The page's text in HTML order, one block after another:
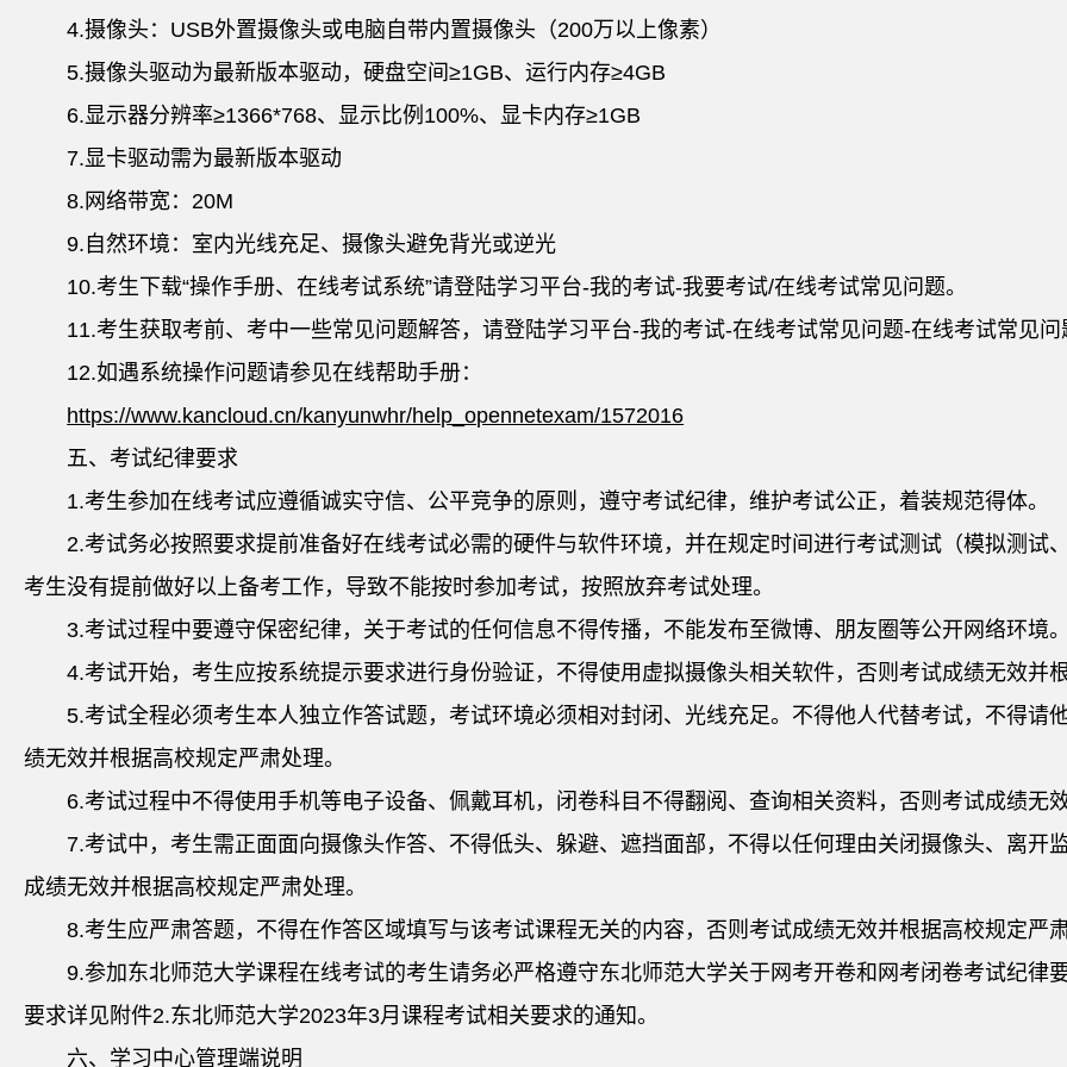
4.摄像头：USB外置摄像头或电脑自带内置摄像头（200万以上像素）
5.摄像头驱动为最新版本驱动，硬盘空间≥1GB、运行内存≥4GB
6.显示器分辨率≥1366*768、显示比例100%、显卡内存≥1GB
7.显卡驱动需为最新版本驱动
8.网络带宽：20M
9.自然环境：室内光线充足、摄像头避免背光或逆光
10.考生下载“操作手册、在线考试系统”请登陆学习平台-我的考试-我要考试/在线考试常见问题。
11.考生获取考前、考中一些常见问题解答，请登陆学习平台-我的考试-在线考试常见问题-在线考试常见问
12.如遇系统操作问题请参见在线帮助手册：
https://www.kancloud.cn/kanyunwhr/help_opennetexam/1572016
五、考试纪律要求
1.考生参加在线考试应遵循诚实守信、公平竞争的原则，遵守考试纪律，维护考试公正，着装规范得体。
2.考试务必按照要求提前准备好在线考试必需的硬件与软件环境，并在规定时间进行考试测试（模拟测试
考生没有提前做好以上备考工作，导致不能按时参加考试，按照放弃考试处理。
3.考试过程中要遵守保密纪律，关于考试的任何信息不得传播，不能发布至微博、朋友圈等公开网络环境。
4.考试开始，考生应按系统提示要求进行身份验证，不得使用虚拟摄像头相关软件，否则考试成绩无效并
5.考试全程必须考生本人独立作答试题，考试环境必须相对封闭、光线充足。不得他人代替考试，不得请
绩无效并根据高校规定严肃处理。
6.考试过程中不得使用手机等电子设备、佩戴耳机，闭卷科目不得翻阅、查询相关资料，否则考试成绩无
7.考试中，考生需正面面向摄像头作答、不得低头、躲避、遮挡面部，不得以任何理由关闭摄像头、离开
成绩无效并根据高校规定严肃处理。
8.考生应严肃答题，不得在作答区域填写与该考试课程无关的内容，否则考试成绩无效并根据高校规定严肃
9.参加东北师范大学课程在线考试的考生请务必严格遵守东北师范大学关于网考开卷和网考闭卷考试纪律
要求详见附件2.东北师范大学2023年3月课程考试相关要求的通知。
六、学习中心管理端说明